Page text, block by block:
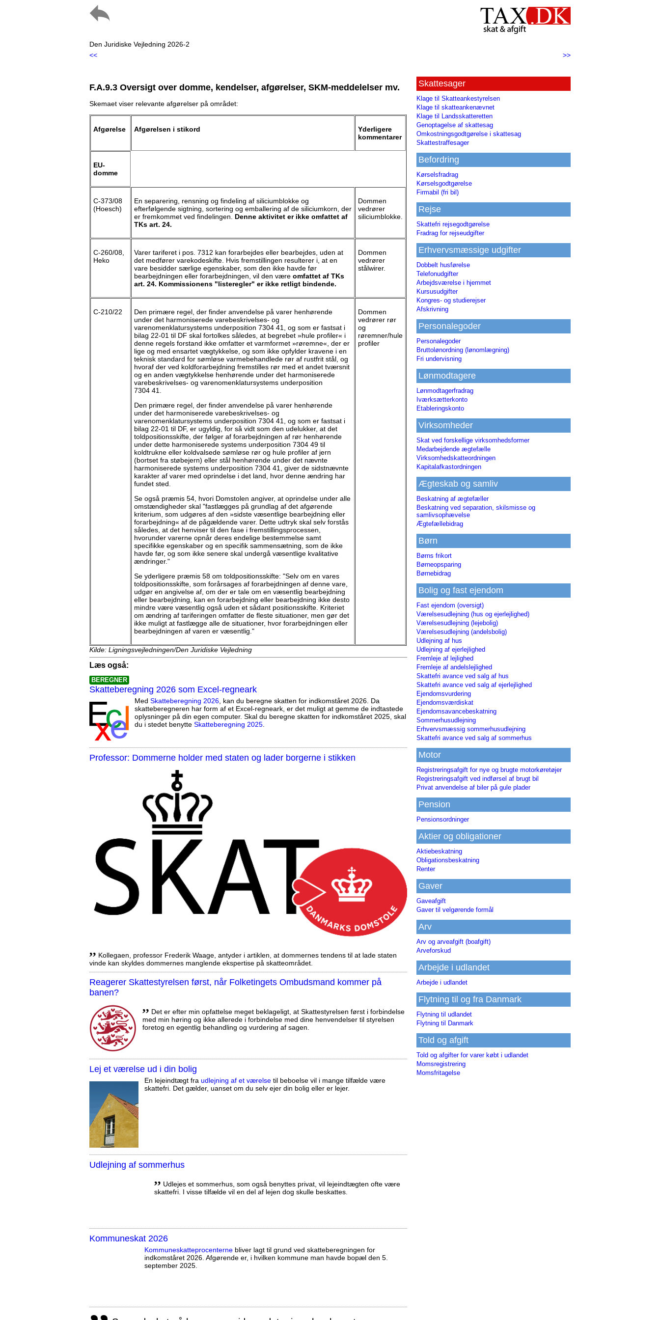
Den Juridiske Vejledning 2026-2
<<
>>
F.A.9.3 Oversigt over domme, kendelser, afgørelser, SKM-meddelelser mv.
Skemaet viser relevante afgørelser på området:
Afgørelse Afgørelsen i stikord
Yderligere
kommentarer
EU-
domme
C-373/08
(Hoesch)
En separering, rensning og findeling af siliciumblokke og
efterfølgende sigtning, sortering og emballering af de siliciumkorn, der
er fremkommet ved findelingen. Denne aktivitet er ikke omfattet af
TKs art. 24.
Dommen
vedrører
siliciumblokke.
C-260/08,
Heko
Varer tariferet i pos. 7312 kan forarbejdes eller bearbejdes, uden at
det medfører varekodeskifte. Hvis fremstillingen resulterer i, at en
vare besidder særlige egenskaber, som den ikke havde før
bearbejdningen eller forarbejdningen, vil den være omfattet af TKs
art. 24. Kommissionens "listeregler" er ikke retligt bindende.
Dommen
vedrører
stålwirer.
C-210/22
Den primære regel, der finder anvendelse på varer henhørende
under det harmoniserede varebeskrivelses- og
varenomenklatursystems underposition 7304 41, og som er fastsat i
bilag 22-01 til DF skal fortolkes således, at begrebet »hule profiler« i
denne regels forstand ikke omfatter et varmformet »røremne«, der er
lige og med ensartet vægtykkelse, og som ikke opfylder kravene i en
teknisk standard for sømløse varmebehandlede rør af rustfrit stål, og
hvoraf der ved koldforarbejdning fremstilles rør med et andet tværsnit
og en anden vægtykkelse henhørende under det harmoniserede
varebeskrivelses- og varenomenklatursystems underposition
7304 41.
Den primære regel, der finder anvendelse på varer henhørende
under det harmoniserede varebeskrivelses- og
varenomenklatursystems underposition 7304 41, og som er fastsat i
bilag 22-01 til DF, er ugyldig, for så vidt som den udelukker, at det
toldpositionsskifte, der følger af forarbejdningen af rør henhørende
under dette harmoniserede systems underposition 7304 49 til
koldtrukne eller koldvalsede sømløse rør og hule profiler af jern
(bortset fra støbejern) eller stål henhørende under det nævnte
harmoniserede systems underposition 7304 41, giver de sidstnævnte
karakter af varer med oprindelse i det land, hvor denne ændring har
fundet sted.
Se også præmis 54, hvori Domstolen angiver, at oprindelse under alle
omstændigheder skal "fastlægges på grundlag af det afgørende
kriterium, som udgøres af den »sidste væsentlige bearbejdning eller
forarbejdning« af de pågældende varer. Dette udtryk skal selv forstås
således, at det henviser til den fase i fremstillingsprocessen,
hvorunder varerne opnår deres endelige bestemmelse samt
specifikke egenskaber og en specifik sammensætning, som de ikke
havde før, og som ikke senere skal undergå væsentlige kvalitative
ændringer."
Se yderligere præmis 58 om toldpositionsskifte: "Selv om en vares
toldpositionsskifte, som forårsages af forarbejdningen af denne vare,
udgør en angivelse af, om der er tale om en væsentlig bearbejdning
eller bearbejdning, kan en forarbejdning eller bearbejdning ikke desto
mindre være væsentlig også uden et sådant positionsskifte. Kriteriet
om ændring af tariferingen omfatter de fleste situationer, men gør det
ikke muligt at fastlægge alle de situationer, hvor forarbejdningen eller
bearbejdningen af varen er væsentlig."
Dommen
vedrører rør
og
røremner/hule
profiler
Kilde: Ligningsvejledningen/Den Juridiske Vejledning
Læs også:
BEREGNER
Skatteberegning 2026 som Excel-regneark
Med Skatteberegning 2026 , kan du beregne skatten for indkomståret 2026. Da
skatteberegneren har form af et Excel-regneark, er det muligt at gemme de indtastede
oplysninger på din egen computer. Skal du beregne skatten for indkomståret 2025, skal
du i stedet benytte Skatteberegning 2025
Professor: Dommerne holder med staten og lader borgerne i stikken
,, Kollegaen, professor Frederik Waage, antyder i artiklen, at dommernes tendens til at lade staten
vinde kan skyldes dommernes manglende ekspertise på skatteområdet.
Reagerer Skattestyrelsen først, når Folketingets Ombudsmand kommer på
banen?
,, Det er efter min opfattelse meget beklageligt, at Skattestyrelsen først i forbindelse
med min høring og ikke allerede i forbindelse med dine henvendelser til styrelsen
foretog en egentlig behandling og vurdering af sagen.
Lej et værelse ud i din bolig
En lejeindtægt fra udlejning af et værelse til beboelse vil i mange tilfælde være
skattefri. Det gælder, uanset om du selv ejer din bolig eller er lejer.
Udlejning af sommerhus
,, Udlejes et sommerhus, som også benyttes privat, vil lejeindtægten ofte være
skattefri. I visse tilfælde vil en del af lejen dog skulle beskattes.
Kommuneskat 2026
Kommuneskatte­procenterne bliver lagt til grund ved skatteberegningen for
indkomståret 2026. Afgørende er, i hvilken kommune man havde bopæl den 5.
september 2025.
,,
Skattesager
Klage til Skatteankestyrelsen
Klage til skatteankenævnet
Klage til Landsskatteretten
Genoptagelse af skattesag
Omkostningsgodtgørelse i skattesag
Skattestraffesager
Befordring
Kørselsfradrag
Kørselsgodtgørelse
Firmabil (fri bil)
Rejse
Skattefri rejsegodtgørelse
Fradrag for rejseudgifter
Erhvervsmæssige udgifter
Dobbelt husførelse
Telefonudgifter
Arbejdsværelse i hjemmet
Kursusudgifter
Kongres- og studierejser
Afskrivning
Personalegoder
Personalegoder
Bruttolønordning (lønomlægning)
Fri undervisning
Lønmodtagere
Lønmodtagerfradrag
Iværksætterkonto
Etableringskonto
Virksomheder
Skat ved forskellige virksomhedsformer
Medarbejdende ægtefælle
Virksomhedskatteordningen
Kapitalafkastordningen
Ægteskab og samliv
Beskatning af ægtefæller
Beskatning ved separation, skilsmisse og
samlivsophævelse
Ægtefællebidrag
Børn
Børns frikort
Børneopsparing
Børnebidrag
Bolig og fast ejendom
Fast ejendom (oversigt)
Værelsesudlejning (hus og ejerlejlighed)
Værelsesudlejning (lejebolig)
Værelsesudlejning (andelsbolig)
Udlejning af hus
Udlejning af ejerlejlighed
Fremleje af lejlighed
Fremleje af andelslejlighed
Skattefri avance ved salg af hus
Skattefri avance ved salg af ejerlejlighed
Ejendomsvurdering
Ejendomsværdiskat
Ejendomsavancebeskatning
Sommerhusudlejning
Erhvervsmæssig sommerhusudlejning
Skattefri avance ved salg af sommerhus
Motor
Registreringsafgift for nye og brugte motorkøretøjer
Registreringsafgift ved indførsel af brugt bil
Privat anvendelse af biler på gule plader
Pension
Pensionsordninger
Aktier og obligationer
Aktiebeskatning
Obligationsbeskatning
Renter
Gaver
Gaveafgift
Gaver til velgørende formål
Arv
Arv og arveafgift (boafgift)
Arveforskud
Arbejde i udlandet
Arbejde i udlandet
Flytning til og fra Danmark
Flytning til udlandet
Flytning til Danmark
Told og afgift
Told og afgifter for varer købt i udlandet
Momsregistrering
Momsfritagelse